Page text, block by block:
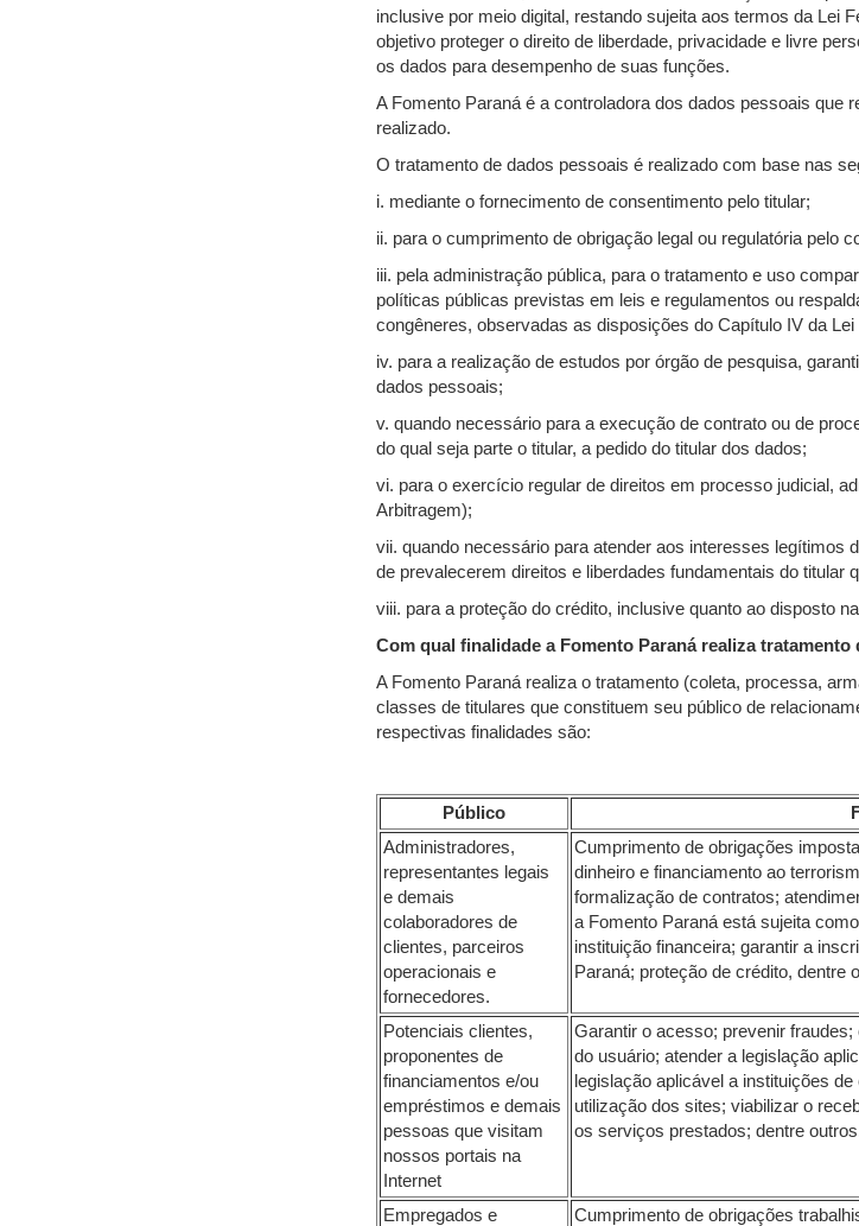
inclusive por meio digital, restando sujeita aos termos da Lei
objetivo proteger o direito de liberdade, privacidade e livre
os dados para desempenho de suas funções.
A Fomento Paraná é a controladora dos dados pessoais que
realizado.
O tratamento de dados pessoais é realizado com base nas
i. mediante o fornecimento de consentimento pelo titular;
ii. para o cumprimento de obrigação legal ou regulatória pelo
iii. pela administração pública, para o tratamento e uso
políticas públicas previstas em leis e regulamentos ou
congêneres, observadas as disposições do Capítulo IV da
iv. para a realização de estudos por órgão de pesquisa,
dados pessoais;
v. quando necessário para a execução de contrato ou de
do qual seja parte o titular, a pedido do titular dos dados;
vi. para o exercício regular de direitos em processo judicial,
Arbitragem);
vii. quando necessário para atender aos interesses legítimos
de prevalecerem direitos e liberdades fundamentais do titular
viii. para a proteção do crédito, inclusive quanto ao disposto
Com qual finalidade a Fomento Paraná realiza tratamento
A Fomento Paraná realiza o tratamento (coleta, processa,
classes de titulares que constituem seu público de
respectivas finalidades são:
Público
Administradores,
representantes legais
e demais
colaboradores de
clientes, parceiros
operacionais e
fornecedores.
Cumprimento de obrigações
dinheiro e financiamento ao
formalização de contratos;
a Fomento Paraná está sujeita
instituição financeira; garantir a
Paraná; proteção de crédito, dentre
Potenciais clientes,
proponentes de
financiamentos e/ou
empréstimos e demais
pessoas que visitam
nossos portais na
Internet
Garantir o acesso; prevenir
do usuário; atender a legislação
legislação aplicável a instituições
utilização dos sites; viabilizar o
os serviços prestados; dentre
Empregados e
Cumprimento de obrigações